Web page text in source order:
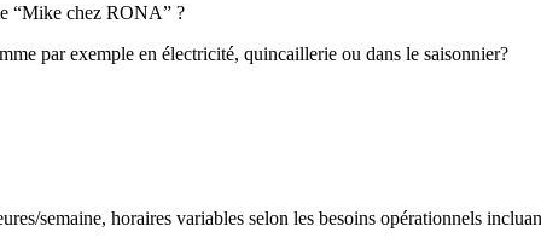
“Mike chez RONA” ?
par exemple en électricité, quincaillerie ou dans le saisonnier?
semaine, horaires variables selon les besoins opérationnels